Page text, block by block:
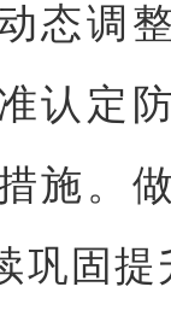
态调
认定
施。
巩固